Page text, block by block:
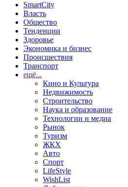
SmartCity
Власть
Общество
Тенденции
Здоровье
Экономика и бизнес
Происшествия
Транспорт
ещё...
Кино и Культура
Недвижимость
Строительство
Наука и образование
Технологии и медиа
Рынок
Туризм
ЖКХ
Авто
Спорт
LifeStyle
WishList